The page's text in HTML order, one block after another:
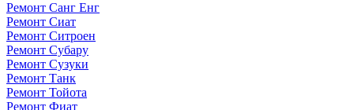
Ремонт Санг Енг
Ремонт Сиат
Ремонт Ситроен
Ремонт Субару
Ремонт Сузуки
Ремонт Танк
Ремонт Тойота
Ремонт Фиат